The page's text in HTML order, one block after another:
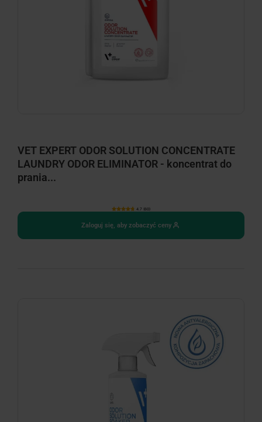
VET EXPERT ODOR SOLUTION CONCENTRATE
LAUNDRY ODOR ELIMINATOR - koncentrat do
prania...
4.7 (60)
Zaloguj się, aby zobaczyć ceny